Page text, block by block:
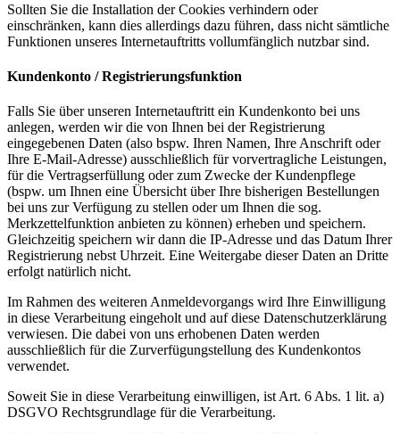
Sollten Sie die Installation der Cookies verhindern oder
einschränken, kann dies allerdings dazu führen, dass nicht sämtliche
Funktionen unseres Internetauftritts vollumfänglich nutzbar sind.
Kundenkonto / Registrierungsfunktion
Falls Sie über unseren Internetauftritt ein Kundenkonto bei uns
anlegen, werden wir die von Ihnen bei der Registrierung
eingegebenen Daten (also bspw. Ihren Namen, Ihre Anschrift oder
Ihre E-Mail-Adresse) ausschließlich für vorvertragliche Leistungen,
für die Vertragserfüllung oder zum Zwecke der Kundenpflege
(bspw. um Ihnen eine Übersicht über Ihre bisherigen Bestellungen
bei uns zur Verfügung zu stellen oder um Ihnen die sog.
Merkzettelfunktion anbieten zu können) erheben und speichern.
Gleichzeitig speichern wir dann die IP-Adresse und das Datum Ihrer
Registrierung nebst Uhrzeit. Eine Weitergabe dieser Daten an Dritte
erfolgt natürlich nicht.
Im Rahmen des weiteren Anmeldevorgangs wird Ihre Einwilligung
in diese Verarbeitung eingeholt und auf diese Datenschutzerklärung
verwiesen. Die dabei von uns erhobenen Daten werden
ausschließlich für die Zurverfügungstellung des Kundenkontos
verwendet.
Soweit Sie in diese Verarbeitung einwilligen, ist Art. 6 Abs. 1 lit. a)
DSGVO Rechtsgrundlage für die Verarbeitung.